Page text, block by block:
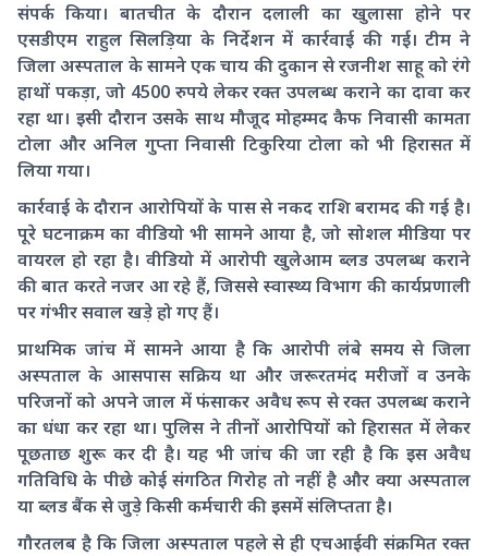
संपर्क किया। बातचीत के दौरान दलाली का खुलासा होने पर
एसडीएम राहुल सिलड़िया के निर्देशन में कार्रवाई की गई। टीम ने
जिला अस्पताल के सामने एक चाय की दुकान से रजनीश साहू को रंगे
हाथों पकड़ा, जो 4500 रुपये लेकर रक्त उपलब्ध कराने का दावा कर
रहा था। इसी दौरान उसके साथ मौजूद मोहम्मद कैफ निवासी कामता
टोला और अनिल गुप्ता निवासी टिकुरिया टोला को भी हिरासत में
लिया गया।
कार्रवाई के दौरान आरोपियों के पास से नकद राशि बरामद की गई है।
पूरे घटनाक्रम का वीडियो भी सामने आया है, जो सोशल मीडिया पर
वायरल हो रहा है। वीडियो में आरोपी खुलेआम ब्लड उपलब्ध कराने
की बात करते नजर आ रहे हैं, जिससे स्वास्थ्य विभाग की कार्यप्रणाली
पर गंभीर सवाल खड़े हो गए हैं।
प्राथमिक जांच में सामने आया है कि आरोपी लंबे समय से जिला
अस्पताल के आसपास सक्रिय था और जरूरतमंद मरीजों व उनके
परिजनों को अपने जाल में फंसाकर अवैध रूप से रक्त उपलब्ध कराने
का धंधा कर रहा था। पुलिस ने तीनों आरोपियों को हिरासत में लेकर
पूछताछ शुरू कर दी है। यह भी जांच की जा रही है कि इस अवैध
गतिविधि के पीछे कोई संगठित गिरोह तो नहीं है और क्या अस्पताल
या ब्लड बैंक से जुड़े किसी कर्मचारी की इसमें संलिप्तता है।
गौरतलब है कि जिला अस्पताल पहले से ही एचआईवी संक्रमित रक्त